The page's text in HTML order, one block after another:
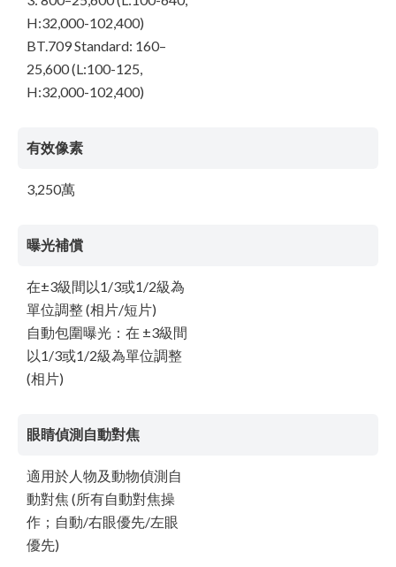
H:32,000-102,400)
BT.709 Standard: 160–
25,600 (L:100-125,
H:32,000-102,400)
有效像素
3,250萬
曝光補償
在±3級間以1/3或1/2級為
單位調整 (相片/短片)
自動包圍曝光：在 ±3級間
以1/3或1/2級為單位調整
(相片)
眼睛偵測自動對焦
適用於人物及動物偵測自
動對焦 (所有自動對焦操
作；自動/右眼優先/左眼
優先)